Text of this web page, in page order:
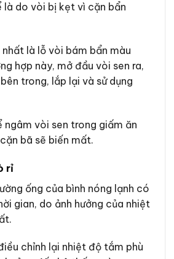
là do vòi bị kẹt vì cặn bẩn
là lỗ vòi bám bẩn màu
hợp này, mở đầu vòi sen ra,
trong, lắp lại và sử dụng
ngâm vòi sen trong giấm ăn
bã sẽ biến mất.
rỉ
ống của bình nóng lạnh có
gian, do ảnh hưởng của nhiệt
chỉnh lại nhiệt độ tắm phù